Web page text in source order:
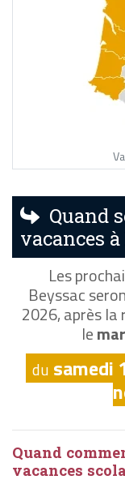
Quand
vacances
Les
Beyssac
2026, après la
le
du samedi
Quand
vacances